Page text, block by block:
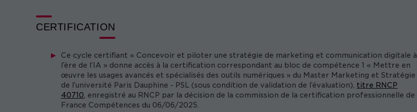
CERTIFICATION
Ce cycle certifiant « Concevoir et piloter une stratégie de marketing et communication digitale à
l’ère de l’IA » donne accès à la certification correspondant au bloc de compétence 1 « Mettre en
œuvre les usages avancés et spécialisés des outils numériques » du Master Marketing et Stratégie
de l’université Paris Dauphine - PSL (sous condition de validation de l’évaluation), titre RNCP
40710 , enregistré au RNCP par la décision de la commission de la certification professionnelle de
France Compétences du 06/06/2025.